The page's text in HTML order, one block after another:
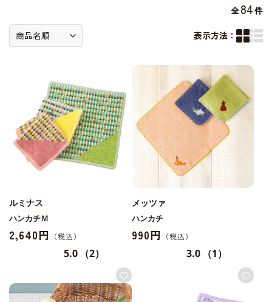
全84件
表示方法：
ルミナス
ハンカチＭ
2,640円
5.0 （2）
メッツァ
ハンカチ
990円
3.0 （1）